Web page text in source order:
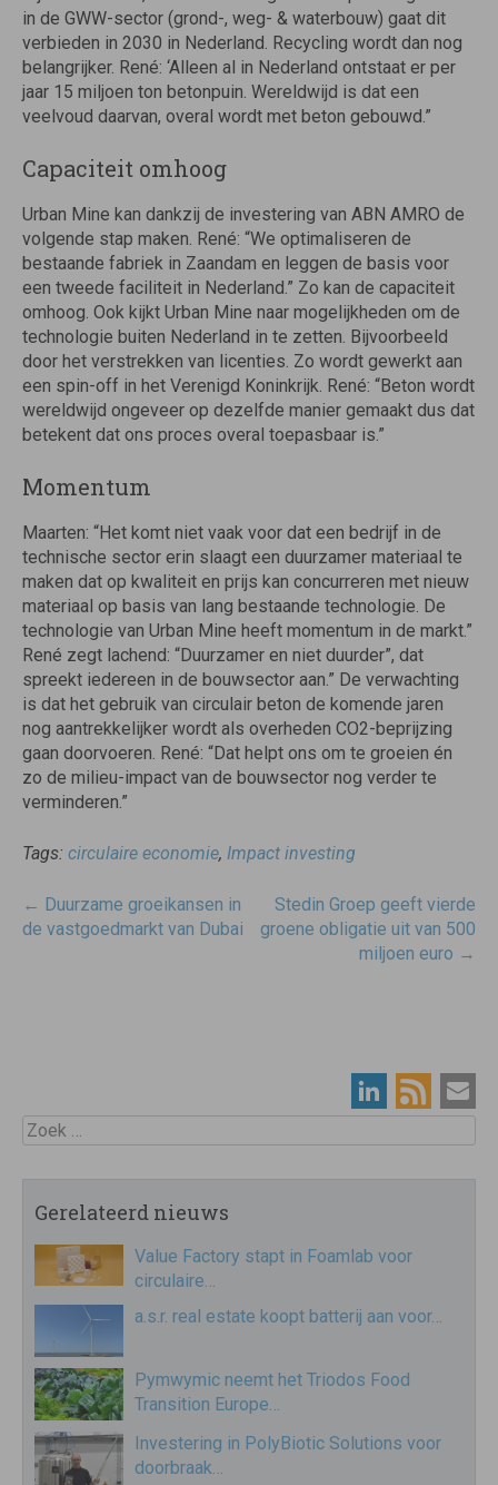
in de GWW-sector (grond-, weg- & waterbouw) gaat dit
verbieden in 2030 in Nederland. Recycling wordt dan nog
belangrijker. René: ‘Alleen al in Nederland ontstaat er per
jaar 15 miljoen ton betonpuin. Wereldwijd is dat een
veelvoud daarvan, overal wordt met beton gebouwd.”
Capaciteit omhoog
Urban Mine kan dankzij de investering van ABN AMRO de
volgende stap maken. René: “We optimaliseren de
bestaande fabriek in Zaandam en leggen de basis voor
een tweede faciliteit in Nederland.” Zo kan de capaciteit
omhoog. Ook kijkt Urban Mine naar mogelijkheden om de
technologie buiten Nederland in te zetten. Bijvoorbeeld
door het verstrekken van licenties. Zo wordt gewerkt aan
een spin-off in het Verenigd Koninkrijk. René: “Beton wordt
wereldwijd ongeveer op dezelfde manier gemaakt dus dat
betekent dat ons proces overal toepasbaar is.”
Momentum
Maarten: “Het komt niet vaak voor dat een bedrijf in de
technische sector erin slaagt een duurzamer materiaal te
maken dat op kwaliteit en prijs kan concurreren met nieuw
materiaal op basis van lang bestaande technologie. De
technologie van Urban Mine heeft momentum in de markt.”
René zegt lachend: “Duurzamer en niet duurder”, dat
spreekt iedereen in de bouwsector aan.” De verwachting
is dat het gebruik van circulair beton de komende jaren
nog aantrekkelijker wordt als overheden CO2-beprijzing
gaan doorvoeren. René: “Dat helpt ons om te groeien én
zo de milieu-impact van de bouwsector nog verder te
verminderen.”
Tags: circulaire economie, Impact investing
Post
navigatie
← Duurzame groeikansen in
de vastgoedmarkt van Dubai
Stedin Groep geeft vierde
groene obligatie uit van 500
miljoen euro →
Zoek
Gerelateerd nieuws
Value Factory stapt in Foamlab voor
circulaire…
a.s.r. real estate koopt batterij aan voor…
Pymwymic neemt het Triodos Food
Transition Europe…
Investering in PolyBiotic Solutions voor
doorbraak…